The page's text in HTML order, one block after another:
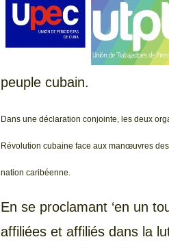
peuple cubain.
Dans une déclaration conjointe, les deux
Révolution cubaine face aux manœuvres
nation caribéenne.
En se proclamant ‘en un
affiliées et affiliés dans la